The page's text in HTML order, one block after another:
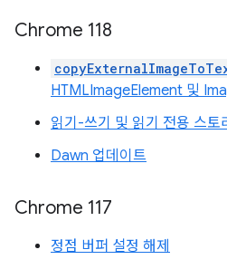
Chrome 118
HTMLImageElement 및
읽기-쓰기 및 읽기 전용 스토
Dawn 업데이트
Chrome 117
정점 버퍼 설정 해제